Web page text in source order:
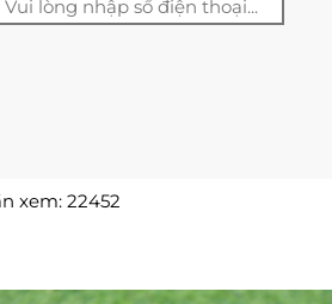
xem: 22452